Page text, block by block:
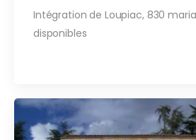
Intégration de Loupiac, 830
disponibles